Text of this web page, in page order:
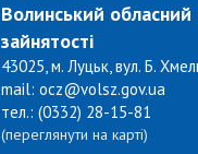
Волинський обласний
зайнятості
43025, м. Луцьк, вул. Б.
mail: ocz@volsz.gov.ua
тел.: (0332) 28-15-81
(переглянути на карті)